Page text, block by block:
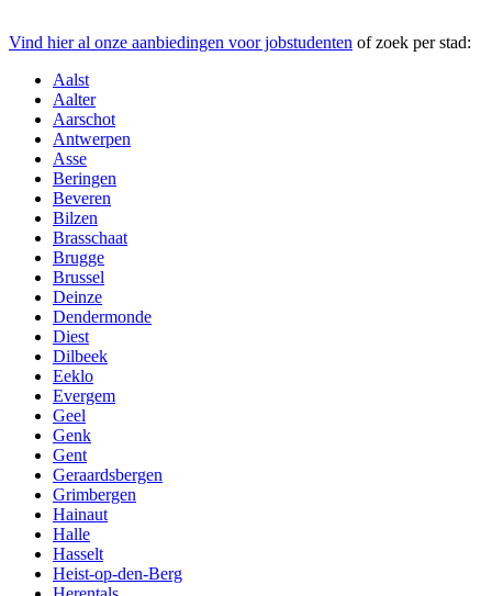
Vind hier al onze aanbiedingen voor jobstudenten of zoek per stad:
Aalst
Aalter
Aarschot
Antwerpen
Asse
Beringen
Beveren
Bilzen
Brasschaat
Brugge
Brussel
Deinze
Dendermonde
Diest
Dilbeek
Eeklo
Evergem
Geel
Genk
Gent
Geraardsbergen
Grimbergen
Hainaut
Halle
Hasselt
Heist-op-den-Berg